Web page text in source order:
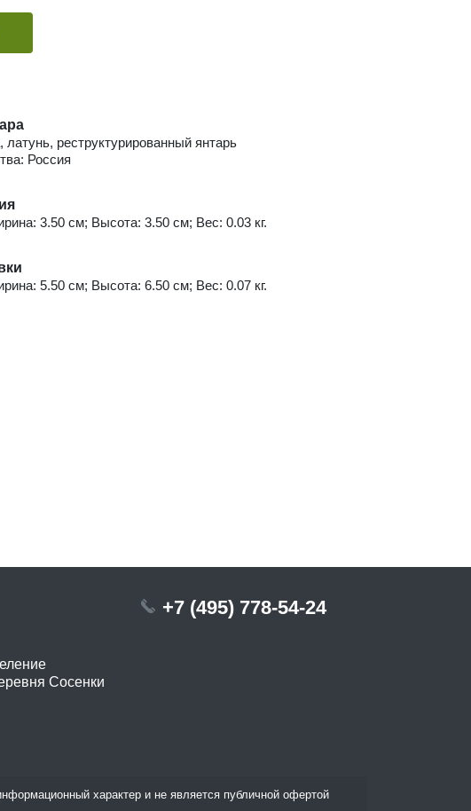
реструктурированный янтарь
Россия
3.50 см; Высота: 3.50 см; Вес: 0.03 кг.
5.50 см; Высота: 6.50 см; Вес: 0.07 кг.
Сосенки
+7 (495) 778-54-24
характер и не является публичной офертой